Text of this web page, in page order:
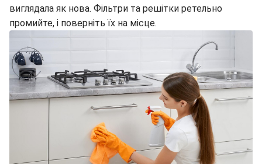
виглядала як нова. Фільтри та решітки ретельно
промийте, і поверніть їх на місце.